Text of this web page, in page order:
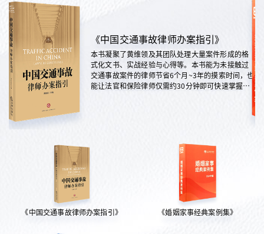
《中国交通事故律师办案指引》
本书凝聚了黄维领及其团队处理大量案件形成的格
式化文书、实战经验与心得等。本书能为未接触过
交通事故案件的律师节省6个月~3年的摸索时间，也
能让法官和保险律师仅需约30分钟即可快速掌握案
《中国交通事故律师办案指引》 《婚姻家事经典案例集》